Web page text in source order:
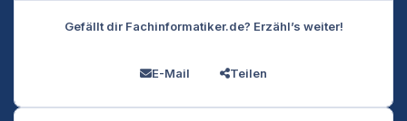
Gefällt dir Fachinformatiker.de? Erzähl’s weiter!
E-Mail Teilen